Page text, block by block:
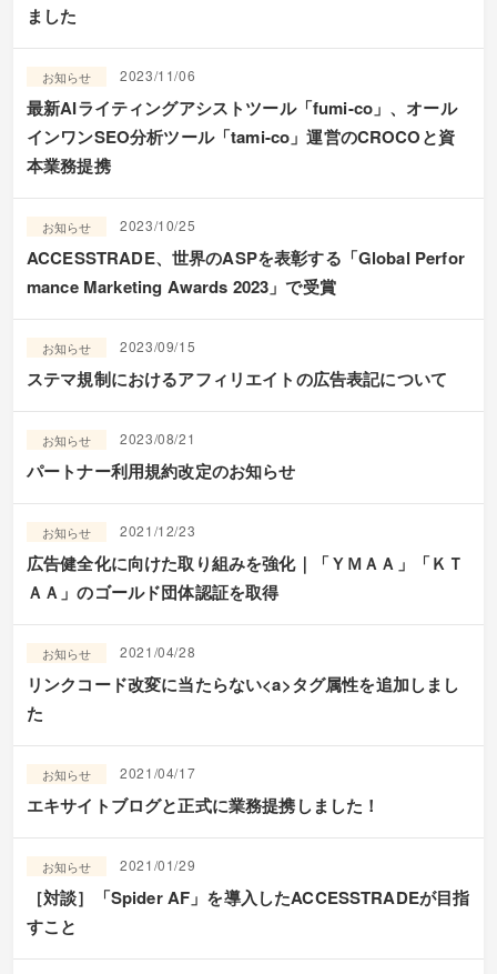
ました
お知らせ 2023/11/06
最新AIライティングアシストツール「fumi-co」、オール
インワンSEO分析ツール「tami-co」運営のCROCOと資
本業務提携
お知らせ 2023/10/25
ACCESSTRADE、世界のASPを表彰する「Global Perfor
mance Marketing Awards 2023」で受賞
お知らせ 2023/09/15
ステマ規制におけるアフィリエイトの広告表記について
お知らせ 2023/08/21
パートナー利用規約改定のお知らせ
お知らせ 2021/12/23
広告健全化に向けた取り組みを強化｜「ＹＭＡＡ」「ＫＴ
ＡＡ」のゴールド団体認証を取得
お知らせ 2021/04/28
リンクコード改変に当たらない<a>タグ属性を追加しまし
た
お知らせ 2021/04/17
エキサイトブログと正式に業務提携しました！
お知らせ 2021/01/29
［対談］「Spider AF」を導入したACCESSTRADEが目指
すこと